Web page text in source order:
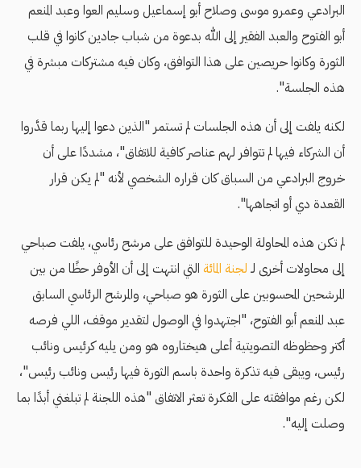
البرادعي وعمرو موسى وصلاح أبو إسماعيل وسليم العوا وعبد المنعم
أبو الفتوح والعبد الفقير إلى الله بدعوة من شباب جادين كانوا في قلب
الثورة وكانوا حريصين على هذا التوافق، وكان فيه مشتركات مبشرة في
هذه الجلسة".
لكنه يلفت إلى أن هذه الجلسات لم تستمر "الذين دعوا إليها ربما قدَّروا
أن الشركاء فيها لم تتوافر لهم عناصر كافية للاتفاق"، مشددًا على أن
خروج البرادعي من السباق كان قراره الشخصي لأنه "لم يكن قرار
القعدة دي أو اتجاهها".
لم تكن هذه المحاولة الوحيدة للتوافق على مرشح رئاسي، يلفت صباحي
إلى محاولات أخرى لـ لجنة المائة التي انتهت إلى أن الأوفر حظًا من بين
المرشحين المحسوبين على الثورة هو صباحي، والمرشح الرئاسي السابق
عبد المنعم أبو الفتوح، "اجتهدوا في الوصول لتقدير موقف، اللي فرصه
أكتر وحظوظه التصويتية أعلى هيختاروه هو ومن يليه كرئيس ونائب
رئيس، ويبقى فيه تذكرة واحدة باسم الثورة فيها رئيس ونائب رئيس"،
لكن رغم موافقته على الفكرة تعثر الاتفاق "هذه اللجنة لم تبلغني أبدًا بما
وصلت إليه".